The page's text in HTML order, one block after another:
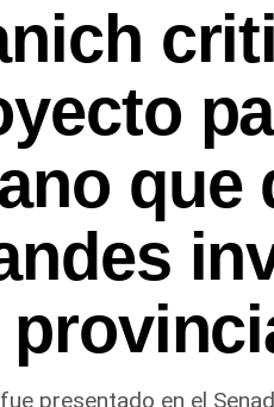
que
presentado en el